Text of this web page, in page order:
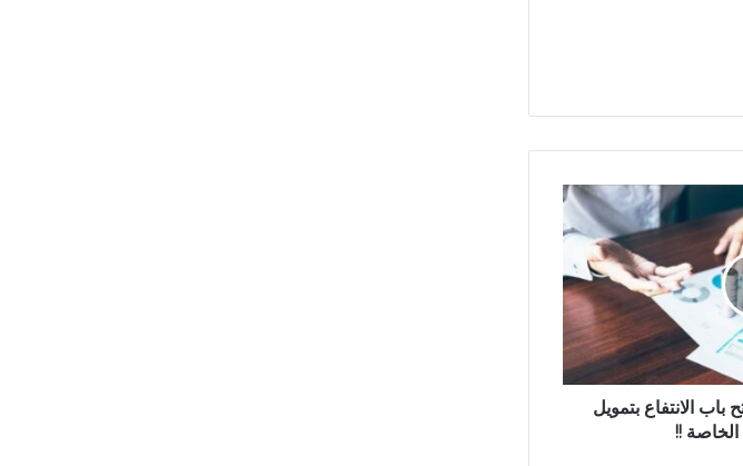
الانتفاع بتمويل
الخاصة !!